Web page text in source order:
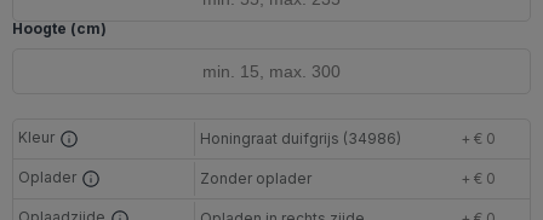
Hoogte (cm)
Kleur Honingraat duifgrijs (34986) + € 0
Oplader Zonder oplader + € 0